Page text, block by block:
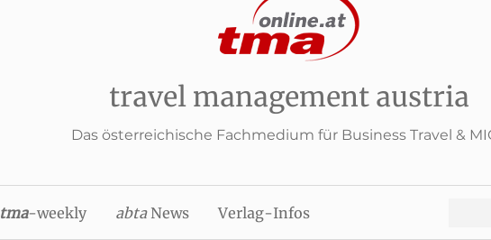
travel management austria
Das österreichische Fachmedium für Business Travel &
tma-weekly abtaNews Verlag-Infos